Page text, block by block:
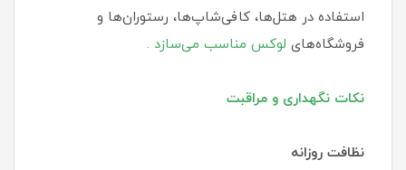
استفاده در هتل‌ها، کافی‌شاپ‌ها، رستوران‌ها و
فروشگاه‌های لوکس مناسب می‌سازد .
نکات نگهداری و مراقبت
نظافت روزانه